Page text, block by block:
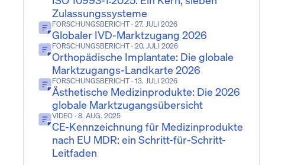
Zulassungssysteme
FORSCHUNGSBERICHT· 27. JULI 2026
Globaler IVD-Marktzugang 2026
FORSCHUNGSBERICHT· 20. JULI 2026
Orthopädische Implantate: Die globale
Marktzugangs-Landkarte 2026
FORSCHUNGSBERICHT· 13. JULI 2026
Ästhetische Medizinprodukte: Die 2026
globale Marktzugangsübersicht
VIDEO · 8. AUG. 2025
CE-Kennzeichnung für Medizinprodukte
nach EU MDR: ein Schritt-für-Schritt-
Leitfaden